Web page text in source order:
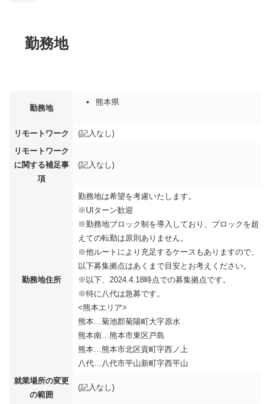
勤務地
勤務地
熊本県
リモートワーク
(記入なし)
リモートワーク
に関する補足事
項
(記入なし)
勤務地住所
勤務地は希望を考慮いたします。
※UIターン歓迎
※勤務地ブロック制を導⼊しており、ブロックを超
えての転勤は原則ありません。
※他ルートにより充足するケースもありますので、
以下募集拠点はあくまで目安とお考えください。
※以下、2024.4.18時点での募集拠点です。
※特に八代は急募です。
<熊本エリア>
熊本…菊池郡菊陽町大字原水
熊本南…熊本市東区戸島
熊本…熊本市北区貢町字西ノ上
八代…八代市平山新町字西平山
就業場所の変更
の範囲
(記入なし)